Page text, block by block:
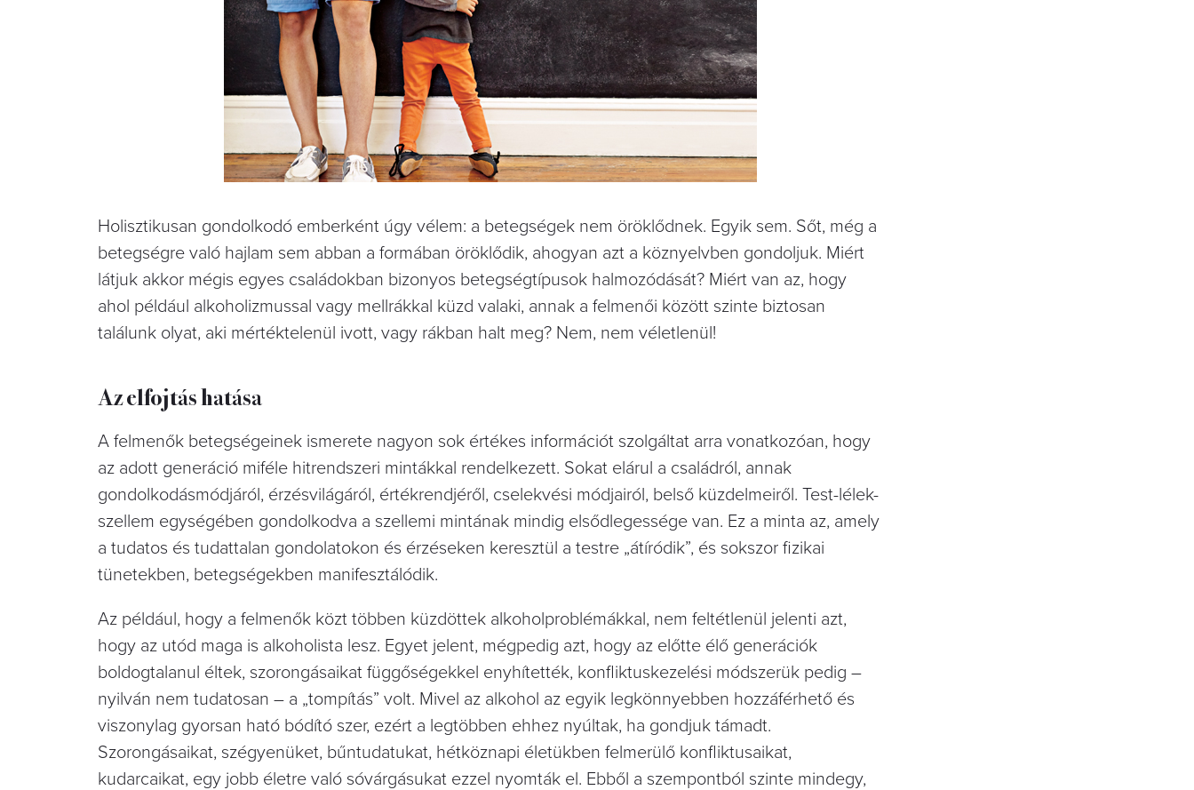
Holisztikusan gondolkodó emberként úgy vélem: a betegségek nem öröklődnek. Egyik sem. Sőt, még a
betegségre való hajlam sem abban a formában öröklődik, ahogyan azt a köznyelvben gondoljuk. Miért
látjuk akkor mégis egyes családokban bizonyos betegségtípusok halmozódását? Miért van az, hogy
ahol például alkoholizmussal vagy mellrákkal küzd valaki, annak a felmenői között szinte biztosan
találunk olyat, aki mértéktelenül ivott, vagy rákban halt meg? Nem, nem véletlenül!
Az elfojtás hatása
A felmenők betegségeinek ismerete nagyon sok értékes információt szolgáltat arra vonatkozóan, hogy
az adott generáció miféle hitrendszeri mintákkal rendelkezett. Sokat elárul a családról, annak
gondolkodásmódjáról, érzésvilágáról, értékrendjéről, cselekvési módjairól, belső küzdelmeiről. Test-lélek-
szellem egységében gondolkodva a szellemi mintának mindig elsődlegessége van. Ez a minta az, amely
a tudatos és tudattalan gondolatokon és érzéseken keresztül a testre „átíródik”, és sokszor fizikai
tünetekben, betegségekben manifesztálódik.
Az például, hogy a felmenők közt többen küzdöttek alkoholproblémákkal, nem feltétlenül jelenti azt,
hogy az utód maga is alkoholista lesz. Egyet jelent, mégpedig azt, hogy az előtte élő generációk
boldogtalanul éltek, szorongásaikat függőségekkel enyhítették, konfliktuskezelési módszerük pedig –
nyilván nem tudatosan – a „tompítás” volt. Mivel az alkohol az egyik legkönnyebben hozzáférhető és
viszonylag gyorsan ható bódító szer, ezért a legtöbben ehhez nyúltak, ha gondjuk támadt.
Szorongásaikat, szégyenüket, bűntudatukat, hétköznapi életükben felmerülő konfliktusaikat,
kudarcaikat, egy jobb életre való sóvárgásukat ezzel nyomták el. Ebből a szempontból szinte mindegy,